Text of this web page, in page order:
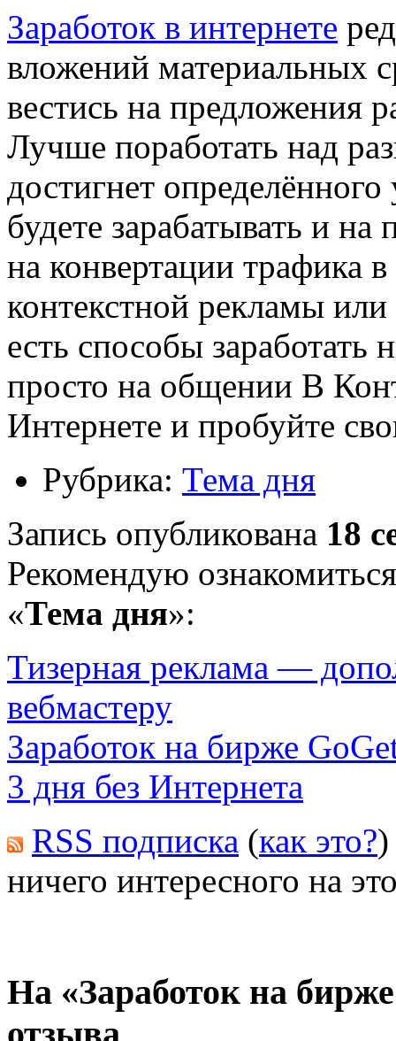
Заработок в интернете
вложений материальных
вестись на предложения
Лучше поработать над
достигнет
будете зарабатывать и
на конвертации трафика
контекстной рекламы
есть способы заработать
просто на общении В
Интернете и пробуйте
Рубрика: Тема дня
Запись опубликована 18
Рекомендую
«Тема дня»:
Тизерная реклама —
вебмастеру
Заработок на бирже
3 дня без Интернета
RSS подписка (как это?)
ничего интересного на
На «Заработок на